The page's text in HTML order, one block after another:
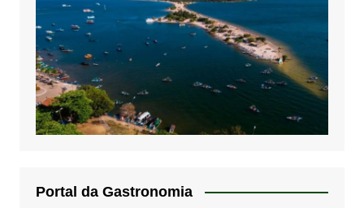
Portal da Gastronomia